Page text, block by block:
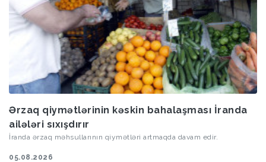
Ərzaq qiymətlərinin kəskin bahalaşması İranda
ailələri sıxışdırır
İranda ərzaq məhsullarının qiymətləri artmaqda davam edir.
05.08.2026